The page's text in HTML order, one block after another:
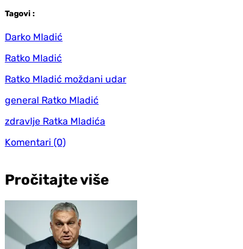
Tagovi :
Darko Mladić
Ratko Mladić
Ratko Mladić moždani udar
general Ratko Mladić
zdravlje Ratka Mladića
Komentari (0)
Pročitajte više